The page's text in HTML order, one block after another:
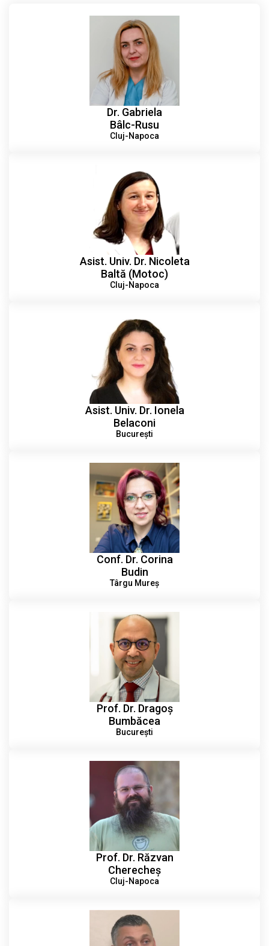
Dr. Gabriela
Bâlc-Rusu
Cluj-Napoca
Asist. Univ. Dr. Nicoleta
Baltă (Motoc)
Cluj-Napoca
Asist. Univ. Dr. Ionela
Belaconi
București
Conf. Dr. Corina
Budin
Târgu Mureș
Prof. Dr. Dragoș
Bumbăcea
București
Prof. Dr. Răzvan
Cherecheș
Cluj-Napoca